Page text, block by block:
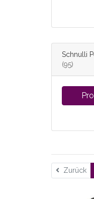
Schnulli
(95)
Zurück